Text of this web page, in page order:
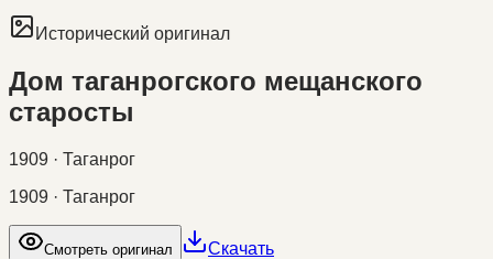
Исторический оригинал
Дом таганрогского мещанского
старосты
1909 · Таганрог
1909 · Таганрог
Смотреть оригинал Скачать